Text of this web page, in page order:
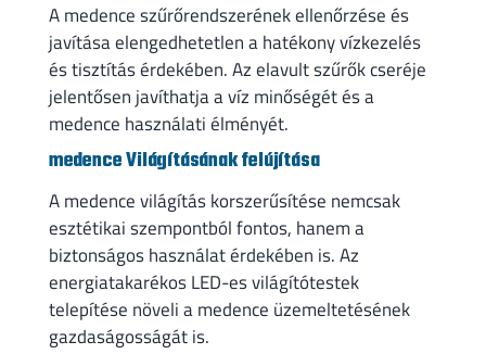
A medence szűrőrendszerének ellenőrzése és
javítása elengedhetetlen a hatékony vízkezelés
és tisztítás érdekében. Az elavult szűrők cseréje
jelentősen javíthatja a víz minőségét és a
medence használati élményét.
medence Világításának felújítása
A medence világítás korszerűsítése nemcsak
esztétikai szempontból fontos, hanem a
biztonságos használat érdekében is. Az
energiatakarékos LED-es világítótestek
telepítése növeli a medence üzemeltetésének
gazdaságosságát is.